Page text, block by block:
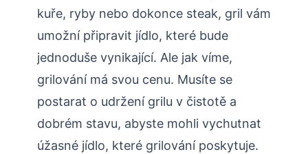
kuře, ryby nebo dokonce steak, gril vám
umožní připravit jídlo, které bude
jednoduše vynikající. Ale jak víme,
grilování má svou cenu. Musíte se
postarat o udržení grilu v čistotě a
dobrém stavu, abyste mohli vychutnat
úžasné jídlo, které grilování poskytuje.